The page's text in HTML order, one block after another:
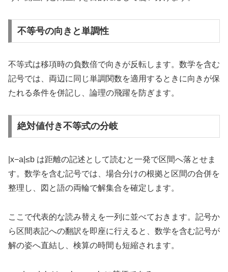
不等号の向きと単調性
不等式は移項時の負数倍で向きが反転します。数学を含む
記号では、両辺に同じ単調関数を適用するときに向きが保
たれる条件を併記し、論理の飛躍を防ぎます。
絶対値付き不等式の分岐
|x−a|≤b は距離の記述として読むと一発で区間へ落とせま
す。数学を含む記号では、場合分けの根拠と区間の合併を
整理し、図と語の両輪で解集合を確定します。
ここで代表的な読み替えを一列に並べておきます。記号か
ら区間表記への翻訳を即座に行えると、数学を含む記号が
解の姿へ直結し、検算の時間も短縮されます。